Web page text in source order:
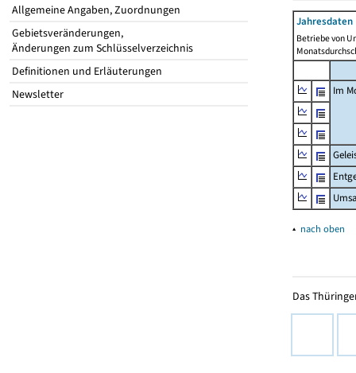
Allgemeine Angaben, Zuordnungen
Gebietsveränderungen,
Änderungen zum Schlüsselverzeichnis
Definitionen und Erläuterungen
Newsletter
Jahresdaten
Betriebe von
Im
▴ nach oben
Das